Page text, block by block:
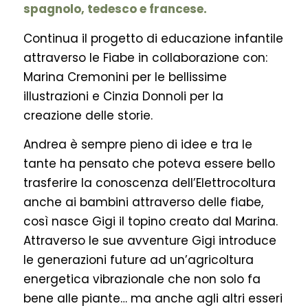
spagnolo, tedesco e francese.
Continua il progetto di educazione infantile
attraverso le Fiabe in collaborazione con:
Marina Cremonini per le bellissime
illustrazioni e Cinzia Donnoli per la
creazione delle storie.
Andrea è sempre pieno di idee e tra le
tante ha pensato che poteva essere bello
trasferire la conoscenza dell’Elettrocoltura
anche ai bambini attraverso delle fiabe,
così nasce Gigi il topino creato dal Marina.
Attraverso le sue avventure Gigi introduce
le generazioni future ad un’agricoltura
energetica vibrazionale che non solo fa
bene alle piante… ma anche agli altri esseri